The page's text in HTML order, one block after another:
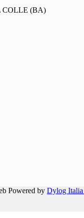
COLLE (BA)
Powered by Dylog